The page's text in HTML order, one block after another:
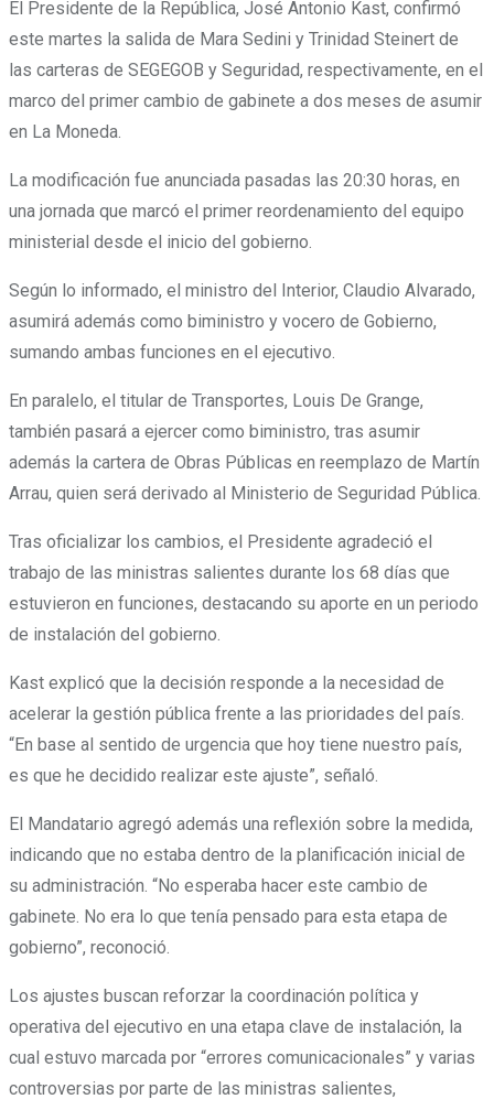
El Presidente de la República, José Antonio Kast, confirmó
este martes la salida de Mara Sedini y Trinidad Steinert de
las carteras de SEGEGOB y Seguridad, respectivamente, en el
marco del primer cambio de gabinete a dos meses de asumir
en La Moneda.
La modificación fue anunciada pasadas las 20:30 horas, en
una jornada que marcó el primer reordenamiento del equipo
ministerial desde el inicio del gobierno.
Según lo informado, el ministro del Interior, Claudio Alvarado,
asumirá además como biministro y vocero de Gobierno,
sumando ambas funciones en el ejecutivo.
En paralelo, el titular de Transportes, Louis De Grange,
también pasará a ejercer como biministro, tras asumir
además la cartera de Obras Públicas en reemplazo de Martín
Arrau, quien será derivado al Ministerio de Seguridad Pública.
Tras oficializar los cambios, el Presidente agradeció el
trabajo de las ministras salientes durante los 68 días que
estuvieron en funciones, destacando su aporte en un periodo
de instalación del gobierno.
Kast explicó que la decisión responde a la necesidad de
acelerar la gestión pública frente a las prioridades del país.
“En base al sentido de urgencia que hoy tiene nuestro país,
es que he decidido realizar este ajuste”, señaló.
El Mandatario agregó además una reflexión sobre la medida,
indicando que no estaba dentro de la planificación inicial de
su administración. “No esperaba hacer este cambio de
gabinete. No era lo que tenía pensado para esta etapa de
gobierno”, reconoció.
Los ajustes buscan reforzar la coordinación política y
operativa del ejecutivo en una etapa clave de instalación, la
cual estuvo marcada por “errores comunicacionales” y varias
controversias por parte de las ministras salientes,